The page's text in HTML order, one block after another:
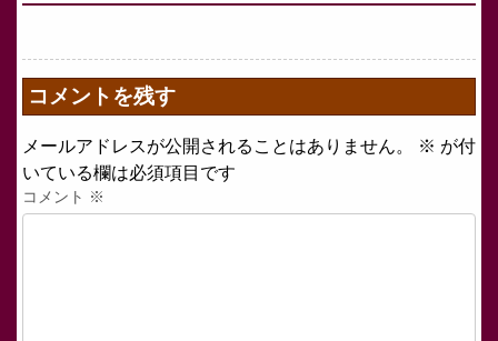
コメントを残す
メールアドレスが公開されることはありません。 ※ が付
いている欄は必須項目です
コメント ※